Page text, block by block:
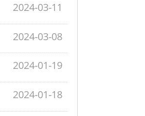
2024-03-11
2024-03-08
2024-01-19
2024-01-18